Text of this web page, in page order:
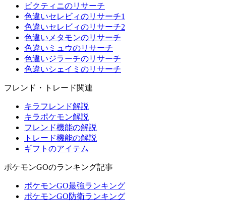
ビクティニのリサーチ
色違いセレビィのリサーチ1
色違いセレビィのリサーチ2
色違いメタモンのリサーチ
色違いミュウのリサーチ
色違いジラーチのリサーチ
色違いシェイミのリサーチ
フレンド・トレード関連
キラフレンド解説
キラポケモン解説
フレンド機能の解説
トレード機能の解説
ギフトのアイテム
ポケモンGOのランキング記事
ポケモンGO最強ランキング
ポケモンGO防衛ランキング